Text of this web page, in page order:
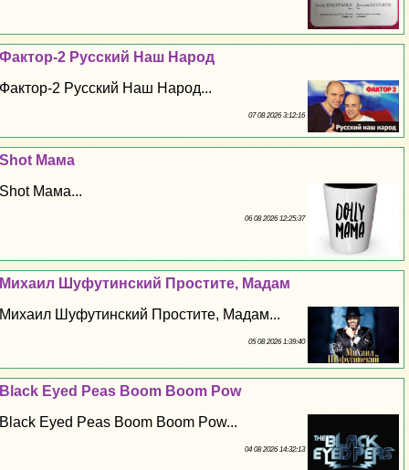
Фактор-2 Русский Наш Народ
Фактор-2 Русский Наш Народ...
07 08 2026 3:12:16
Shot Мама
Shot Мама...
06 08 2026 12:25:37
Михаил Шуфутинский Простите, Мадам
Михаил Шуфутинский Простите, Мадам...
05 08 2026 1:39:40
Black Eyed Peas Boom Boom Pow
Black Eyed Peas Boom Boom Pow...
04 08 2026 14:32:13